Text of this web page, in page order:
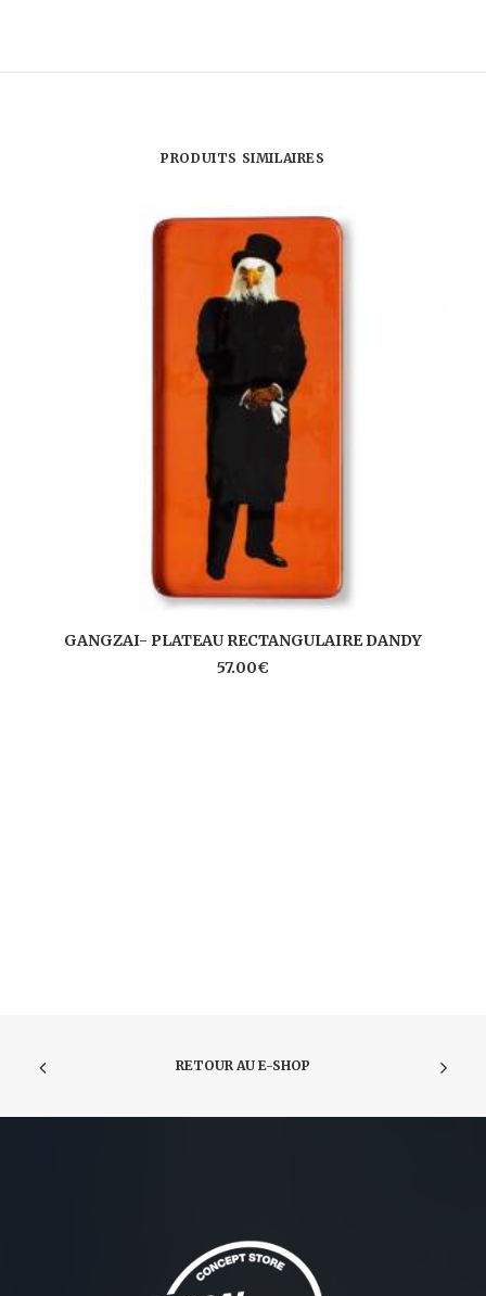
PRODUITS SIMILAIRES
AJOUTER AU PANIER
GANGZAI- PLATEAU RECTANGULAIRE DANDY
57.00€
RETOUR AU E-SHOP